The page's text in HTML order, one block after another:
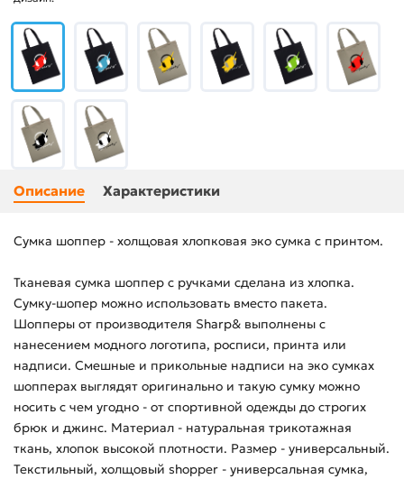
Описание Характеристики
Сумка шоппер - холщовая хлопковая эко сумка с принтом.
Тканевая сумка шоппер с ручками сделана из хлопка.
Сумку-шопер можно использовать вместо пакета.
Шопперы от производителя Sharp& выполнены с
нанесением модного логотипа, росписи, принта или
надписи. Смешные и прикольные надписи на эко сумках
шопперах выглядят оригинально и такую сумку можно
носить с чем угодно - от спортивной одежды до строгих
брюк и джинс. Материал - натуральная трикотажная
ткань, хлопок высокой плотности. Размер - универсальный.
Текстильный, холщовый shopper - универсальная сумка,